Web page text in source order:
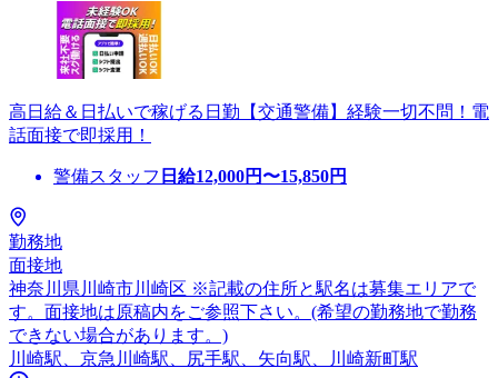
高日給＆日払いで稼げる日勤【交通警備】経験一切不問！電
話面接で即採用！
警備スタッフ 日給12,000円〜15,850円
勤務地
面接地
神奈川県川崎市川崎区 ※記載の住所と駅名は募集エリアで
す。面接地は原稿内をご参照下さい。(希望の勤務地で勤務
できない場合があります。)
川崎駅、京急川崎駅、尻手駅、矢向駅、川崎新町駅